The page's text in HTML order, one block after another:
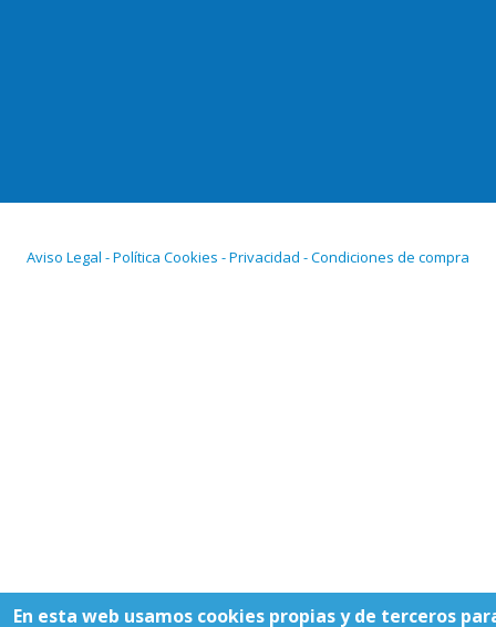
Aviso Legal - Política Cookies - Privacidad - Condiciones de compra
En esta web usamos cookies propias y de terceros